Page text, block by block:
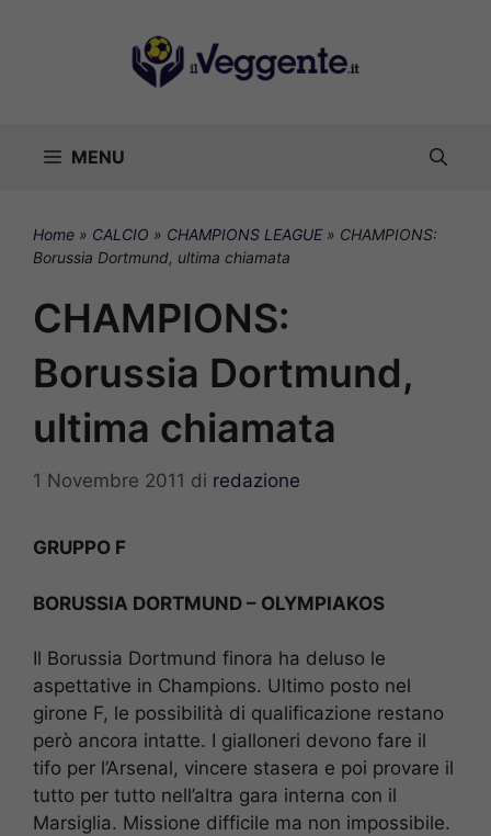
MENU
Home » CALCIO » CHAMPIONS LEAGUE» CHAMPIONS:
Borussia Dortmund, ultima chiamata
CHAMPIONS:
Borussia Dortmund,
ultima chiamata
1 Novembre 2011 di redazione
GRUPPO F
BORUSSIA DORTMUND – OLYMPIAKOS
Il Borussia Dortmund finora ha deluso le
aspettative in Champions. Ultimo posto nel
girone F, le possibilità di qualificazione restano
però ancora intatte. I gialloneri devono fare il
tifo per l’Arsenal, vincere stasera e poi provare il
tutto per tutto nell’altra gara interna con il
Marsiglia. Missione difficile ma non impossibile.